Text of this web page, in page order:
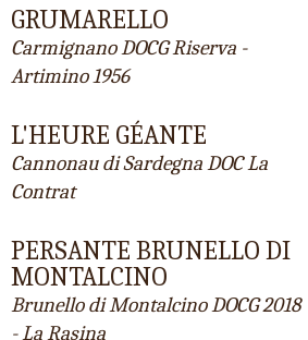
GRUMARELLO
Carmignano DOCG Riserva -
Artimino 1956
L'HEURE GÉANTE
Cannonau di Sardegna DOC La
Contrat
PERSANTE BRUNELLO DI
MONTALCINO
Brunello di Montalcino DOCG 2018
- La Rasina